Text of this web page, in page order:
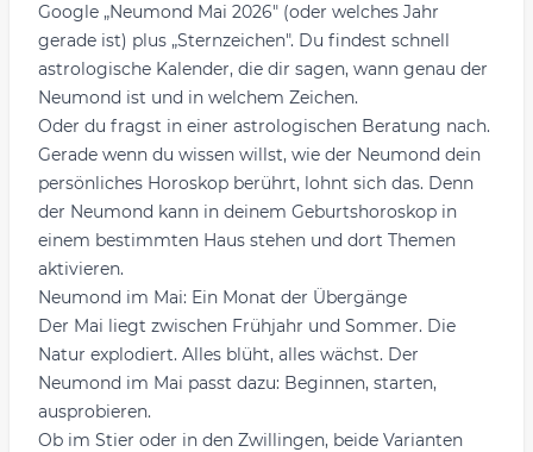
Google „Neumond Mai 2026" (oder welches Jahr
gerade ist) plus „Sternzeichen". Du findest schnell
astrologische Kalender, die dir sagen, wann genau der
Neumond ist und in welchem Zeichen.
Oder du fragst in einer astrologischen Beratung nach.
Gerade wenn du wissen willst, wie der Neumond dein
persönliches Horoskop berührt, lohnt sich das. Denn
der Neumond kann in deinem Geburtshoroskop in
einem bestimmten Haus stehen und dort Themen
aktivieren.
Neumond im Mai: Ein Monat der Übergänge
Der Mai liegt zwischen Frühjahr und Sommer. Die
Natur explodiert. Alles blüht, alles wächst. Der
Neumond im Mai passt dazu: Beginnen, starten,
ausprobieren.
Ob im Stier oder in den Zwillingen, beide Varianten